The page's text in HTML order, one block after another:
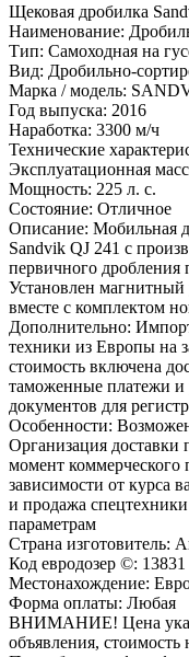
Щековая дробилка
Наименование:
Тип: Самоходная на
Вид: Дробильно-
Марка / модель:
Год выпуска: 2016
Наработка: 3300 м/ч
Технические
Эксплуатационная
Мощность: 225 л. с.
Состояние: Отличное
Описание: Мобильная
Sandvik QJ 241 с
первичного
Установлен магнитный
вместе с комплектом
Дополнительно:
техники из Европы на
стоимость включена
таможенные платежи
документов для
Особенности:
Организация
момент коммерческого
зависимости от курса
и продажа
параметрам
Страна изготовитель:
Код евродозер ©: 13831
Местонахождение:
Форма оплаты: Любая
ВНИМАНИЕ! Цена
объявления,